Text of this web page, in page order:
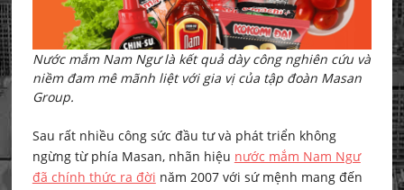
Nước mắm Nam Ngư là kết quả dày công nghiên cứu và
niềm đam mê mãnh liệt với gia vị của tập đoàn Masan
Group.
Sau rất nhiều công sức đầu tư và phát triển không
ngừng từ phía Masan, nhãn hiệu nước mắm Nam Ngư
đã chính thức ra đời năm 2007 với sứ mệnh mang đến